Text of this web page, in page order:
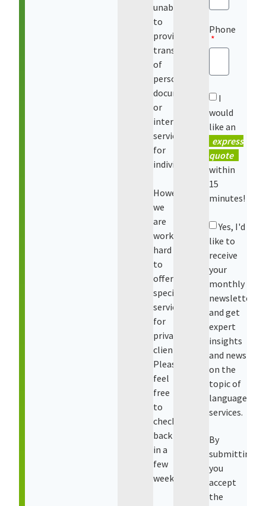
unable
to
provide
translations
of
personal
documents
or
interpreting
services
for
individuals.
However,
we
are
working
hard
to
offer
special
services
for
private
clients.
Please
feel
free
to
check
back
in a
few
weeks.
Phone
I
would
like an
express
quote
within
15
minutes!
Yes, I'd
like to
receive
your
monthly
newsletter
and get
expert
insights
and news
on the
topic of
language
services.
By
submitting,
you
accept
the